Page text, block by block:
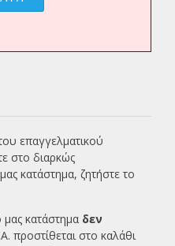
επαγγελματικού
στο διαρκώς
κατάστημα, ζητήστε το
μας κατάστημα δεν
προστίθεται στο καλάθι